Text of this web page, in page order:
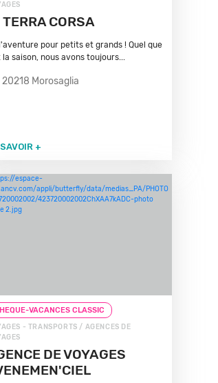
TERRA CORSA
pour petits et grands ! Quel que
la saison, nous avons toujours...
20218 Morosaglia
+
VACANCES CLASSIC
- TRANSPORTS / AGENCES DE
DE VOYAGES